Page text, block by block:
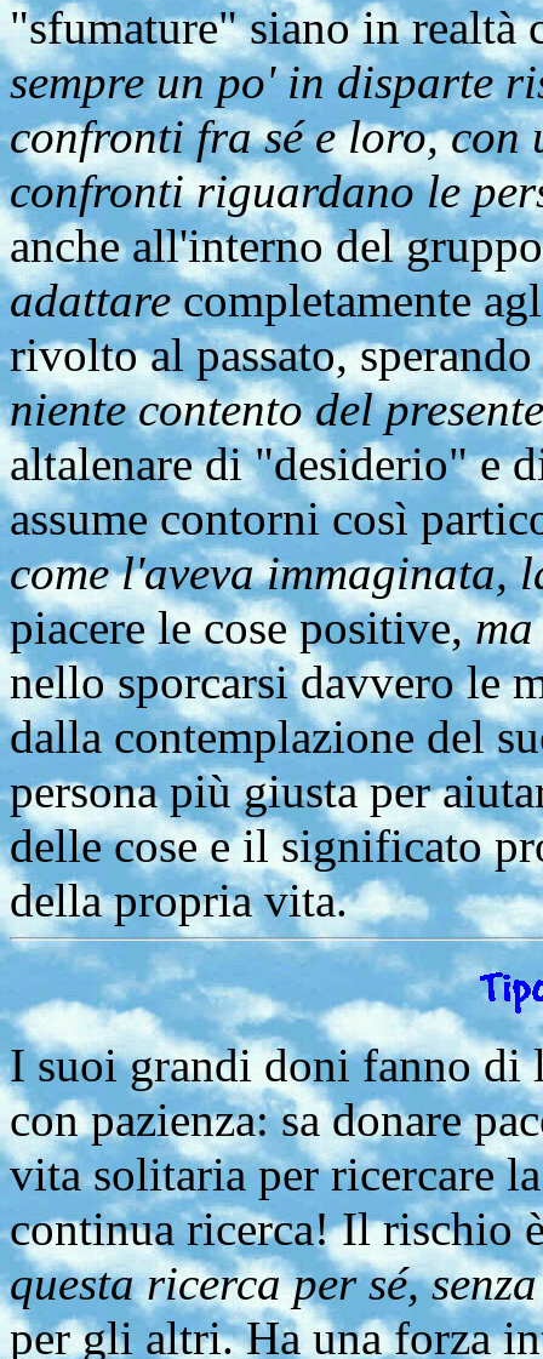
"sfumature" siano in
sempre un po' in disparte
confronti fra sé e loro,
confronti riguardano le
anche all'interno del
adattarecompletamente
rivolto al passato,
niente contento del presente
altalenare di "desiderio" e
assume contorni così
come l'aveva immaginata,
piacere le cose positive,
nello sporcarsi davvero le
dalla contemplazione del
persona più giusta per
delle cose e il significato
della propria vita.
I suoi grandi doni fanno di
con pazienza: sa donare
vita solitaria per ricercare
continua ricerca! Il rischio
questa ricerca per sé,
per gli altri. Ha una forza